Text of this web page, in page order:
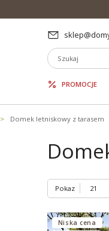
PROMOCJE
Domek letniskowy z tarasem
Pokaz
Niska cena